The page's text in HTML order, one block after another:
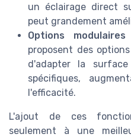
un éclairage direct
peut grandement
Options modulaires
proposent des
d'adapter la
spécifiques,
l'efficacité.
L'ajout de ces
seulement à une